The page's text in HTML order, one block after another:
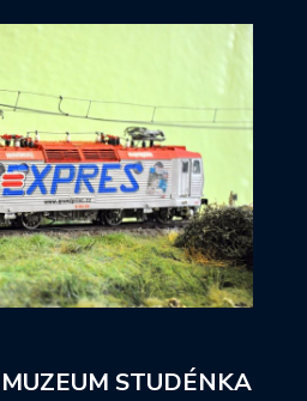
STUDÉNKA